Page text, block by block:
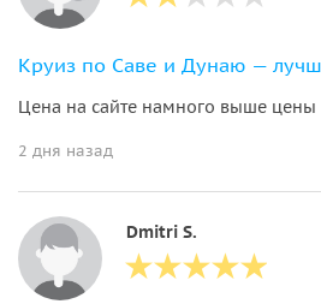
Цена на сайте намного выше цены
2 дня назад
Dmitri S.